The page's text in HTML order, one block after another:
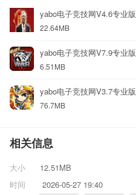
yabo电子竞技网V4.6专业版
22.64MB
yabo电子竞技网V7.9专业版
6.51MB
yabo电子竞技网V3.7专业版
76.7MB
相关信息
大小
12.51MB
时间
2026-05-27 19:40